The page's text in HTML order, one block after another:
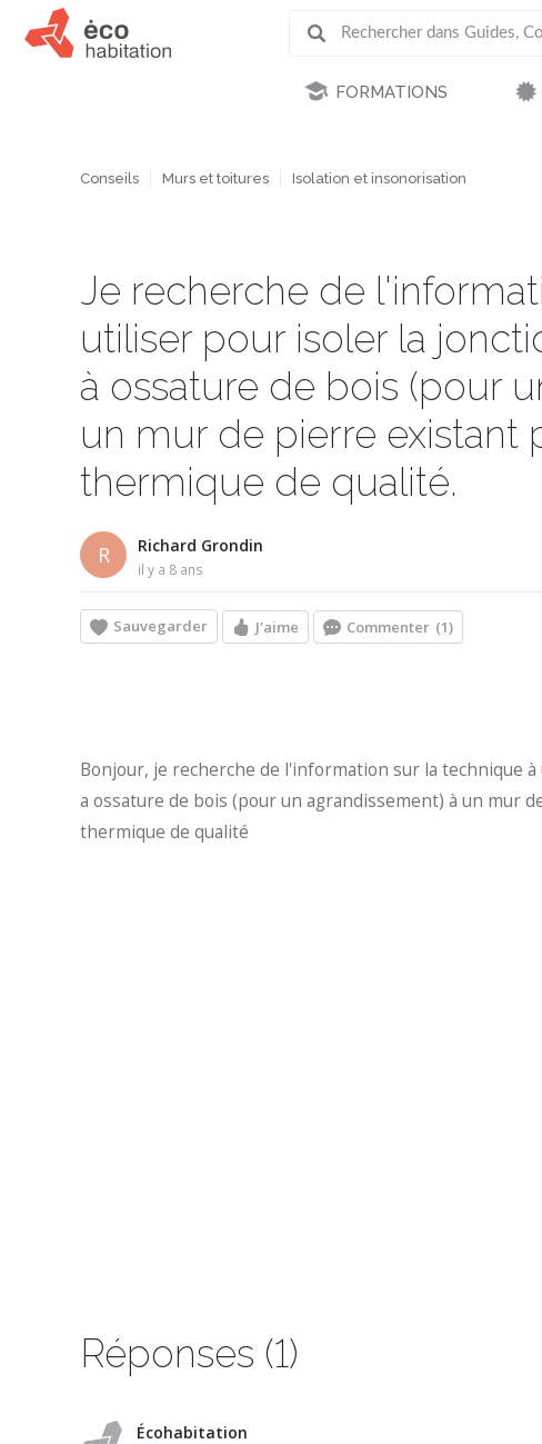
FORMATIONS
Conseils Murs et toitures Isolation et insonorisation
Je recherche de
utiliser pour isoler la
à ossature de bois (pour
un mur de pierre existant
thermique de qualité.
R Richard Grondin
il y a 8 ans
Sauvegarder J'aime Commenter (1)
Bonjour, je recherche de l'information sur la technique
a ossature de bois (pour un agrandissement) à un mur
thermique de qualité
Réponses (1)
Écohabitation